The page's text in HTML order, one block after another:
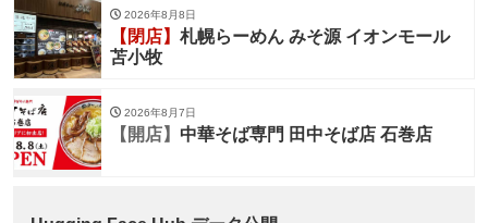
2026年8月8日
【閉店】 札幌らーめん みそ源 イオンモール
苫小牧
2026年8月7日
【開店】 中華そば専門 田中そば店 石巻店